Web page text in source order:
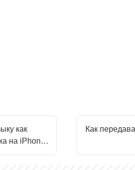
как
на iPhone
Как